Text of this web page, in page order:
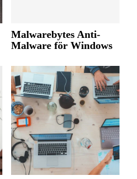
Malwarebytes Anti-
Malware för Windows